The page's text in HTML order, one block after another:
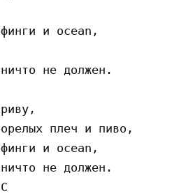
и ocean,
не должен.
плеч и пиво,
и осеаn,
не должен.